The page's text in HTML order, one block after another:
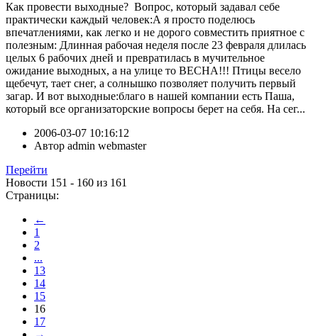
Как провести выходные? Вопрос, который задавал себе
практически каждый человек:А я просто поделюсь
впечатлениями, как легко и не дорого совместить приятное с
полезным: Длинная рабочая неделя после 23 февраля длилась
целых 6 рабочих дней и превратилась в мучительное
ожидание выходных, а на улице то ВЕСНА!!! Птицы весело
щебечут, тает снег, а солнышко позволяет получить первый
загар. И вот выходные:благо в нашей компании есть Паша,
который все организаторские вопросы берет на себя. На сег...
2006-03-07 10:16:12
Автор admin webmaster
Перейти
Новости 151 - 160 из 161
Страницы:
←
1
2
...
13
14
15
16
17